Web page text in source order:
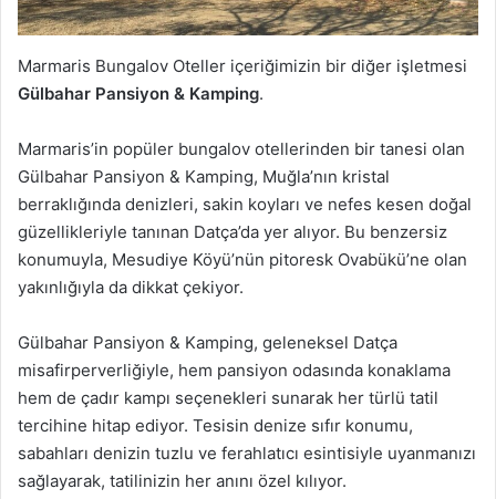
Marmaris Bungalov Oteller içeriğimizin bir diğer işletmesi
Gülbahar Pansiyon & Kamping.
Marmaris’in popüler bungalov otellerinden bir tanesi olan
Gülbahar Pansiyon & Kamping, Muğla’nın kristal
berraklığında denizleri, sakin koyları ve nefes kesen doğal
güzellikleriyle tanınan Datça’da yer alıyor. Bu benzersiz
konumuyla, Mesudiye Köyü’nün pitoresk Ovabükü’ne olan
yakınlığıyla da dikkat çekiyor.
Gülbahar Pansiyon & Kamping, geleneksel Datça
misafirperverliğiyle, hem pansiyon odasında konaklama
hem de çadır kampı seçenekleri sunarak her türlü tatil
tercihine hitap ediyor. Tesisin denize sıfır konumu,
sabahları denizin tuzlu ve ferahlatıcı esintisiyle uyanmanızı
sağlayarak, tatilinizin her anını özel kılıyor.